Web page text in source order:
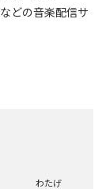
などの音楽配信サ
わたげ